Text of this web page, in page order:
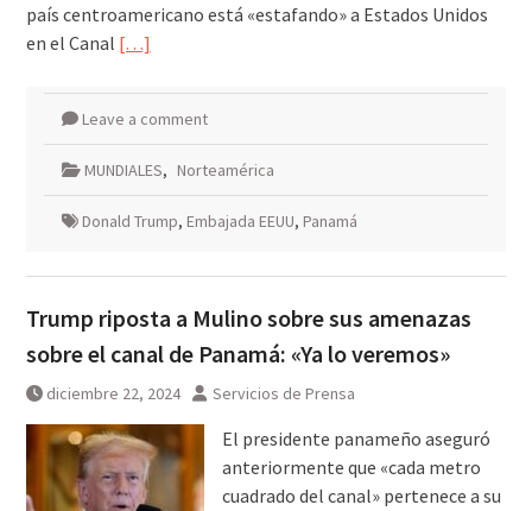
país centroamericano está «estafando» a Estados Unidos
en el Canal […]
Leave a comment
MUNDIALES, Norteamérica
Donald Trump, Embajada EEUU, Panamá
Trump riposta a Mulino sobre sus amenazas
sobre el canal de Panamá: «Ya lo veremos»
diciembre 22, 2024 Servicios de Prensa
El presidente panameño aseguró
anteriormente que «cada metro
cuadrado del canal» pertenece a su